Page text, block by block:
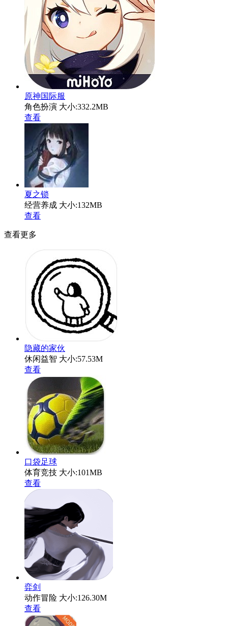
原神国际服
角色扮演 大小:332.2MB
查看
夏之锁
经营养成 大小:132MB
查看
查看更多
隐藏的家伙
休闲益智 大小:57.53M
查看
口袋足球
体育竞技 大小:101MB
查看
弈剑
动作冒险 大小:126.30M
查看